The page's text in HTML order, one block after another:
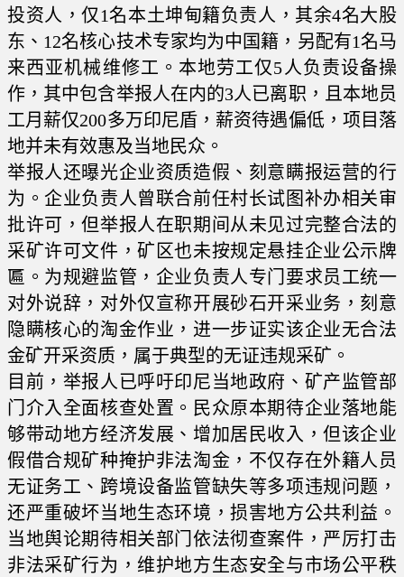
投资人，仅1名本土坤甸籍负责人，其余4名大股
东、12名核心技术专家均为中国籍，另配有1名马
来西亚机械维修工。本地劳工仅5人负责设备操
作，其中包含举报人在内的3人已离职，且本地员
工月薪仅200多万印尼盾，薪资待遇偏低，项目落
地并未有效惠及当地民众。
举报人还曝光企业资质造假、刻意瞒报运营的行
为。企业负责人曾联合前任村长试图补办相关审
批许可，但举报人在职期间从未见过完整合法的
采矿许可文件，矿区也未按规定悬挂企业公示牌
匾。为规避监管，企业负责人专门要求员工统一
对外说辞，对外仅宣称开展砂石开采业务，刻意
隐瞒核心的淘金作业，进一步证实该企业无合法
金矿开采资质，属于典型的无证违规采矿。
目前，举报人已呼吁印尼当地政府、矿产监管部
门介入全面核查处置。民众原本期待企业落地能
够带动地方经济发展、增加居民收入，但该企业
假借合规矿种掩护非法淘金，不仅存在外籍人员
无证务工、跨境设备监管缺失等多项违规问题，
还严重破坏当地生态环境，损害地方公共利益。
当地舆论期待相关部门依法彻查案件，严厉打击
非法采矿行为，维护地方生态安全与市场公平秩